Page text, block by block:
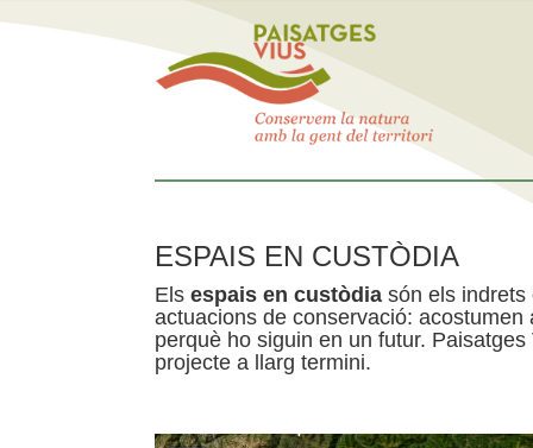
ESPAIS EN CUSTÒDIA
Els espais en custòdia són els indrets
actuacions de conservació:
perquè ho siguin en un futur.
projecte a llarg termini.